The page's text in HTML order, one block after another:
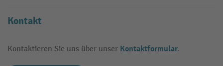
Kontakt
Kontaktieren Sie uns über unser Kontaktformular.